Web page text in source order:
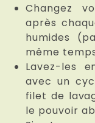
Changez
après
humides
même
Lavez-les
avec un
filet de
le pouvoir